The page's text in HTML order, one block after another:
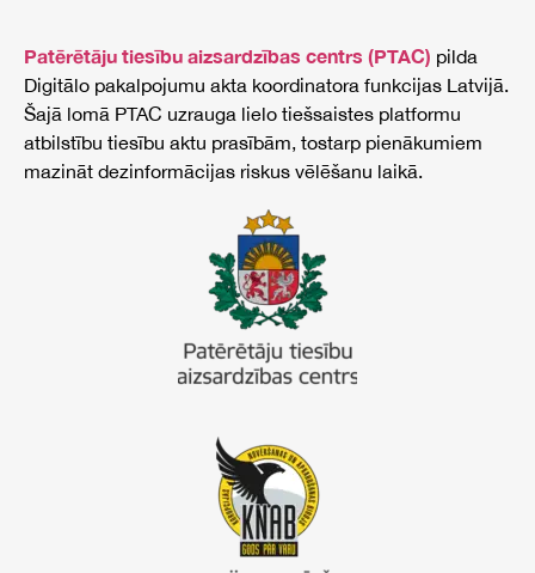
Patērētāju tiesību aizsardzības centrs (PTAC) pilda
Digitālo pakalpojumu akta koordinatora funkcijas Latvijā.
Šajā lomā PTAC uzrauga lielo tiešsaistes platformu
atbilstību tiesību aktu prasībām, tostarp pienākumiem
mazināt dezinformācijas riskus vēlēšanu laikā.